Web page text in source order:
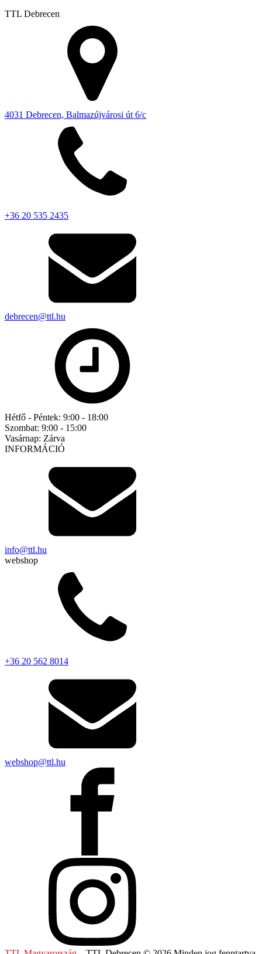
TTL Debrecen
4031 Debrecen, Balmazújvárosi út 6/c
+36 20 535 2435
debrecen@ttl.hu
Hétfő - Péntek: 9:00 - 18:00
Szombat: 9:00 - 15:00
Vasárnap: Zárva
INFORMÁCIÓ
info@ttl.hu
webshop
+36 20 562 8014
webshop@ttl.hu